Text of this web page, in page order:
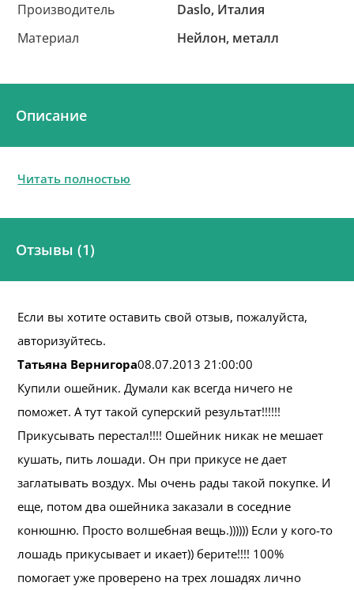
Производитель
Daslo, Италия
Материал
Нейлон, металл
Описание
Читать полностью
Отзывы (1)
Если вы хотите оставить свой отзыв, пожалуйста,
авторизуйтесь.
Татьяна Вернигора08.07.2013 21:00:00
Купили ошейник. Думали как всегда ничего не
поможет. А тут такой суперский результат!!!!!!
Прикусывать перестал!!!! Ошейник никак не мешает
кушать, пить лошади. Он при прикусе не дает
заглатывать воздух. Мы очень рады такой покупке. И
еще, потом два ошейника заказали в соседние
конюшню. Просто волшебная вещь.)))))) Если у кого-то
лошадь прикусывает и икает)) берите!!!! 100%
помогает уже проверено на трех лошадях лично